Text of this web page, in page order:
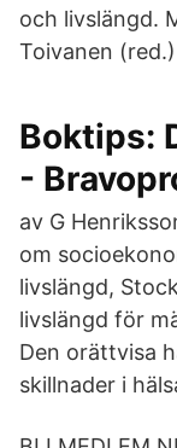
och livslängd.
Toivanen
Boktips:
-
av G
om
livslängd,
livslängd för
Den orättvisa
skillnader i